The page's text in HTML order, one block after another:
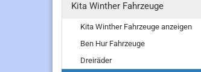
Kita Winther Fahrzeuge
Kita Winther Fahrzeuge anzeigen
Ben Hur Fahrzeuge
Dreiräder